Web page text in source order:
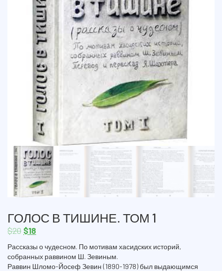
ГОЛОС В ТИШИНЕ. ТОМ 1
$20 $18
Рассказы о чудесном. По мотивам хасидских историй,
собранных раввином Ш. Зевиным.
Раввин Шломо-Йосеф Зевин (1890-1978) был выдающимся